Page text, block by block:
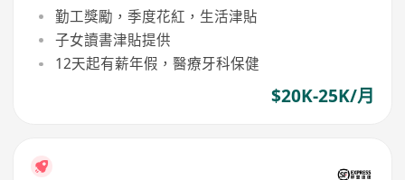
勤工獎勵，季度花紅，生活津貼
子女讀書津貼提供
12天起有薪年假，醫療牙科保健
$20K-25K/月